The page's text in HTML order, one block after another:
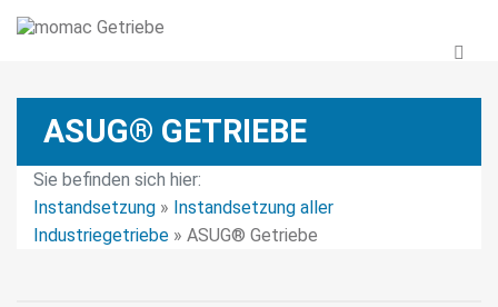
ASUG® GETRIEBE
Sie befinden sich hier:
Instandsetzung » Instandsetzung aller
Industriegetriebe » ASUG® Getriebe